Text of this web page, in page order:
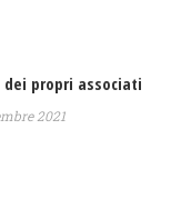
propri associati
2021